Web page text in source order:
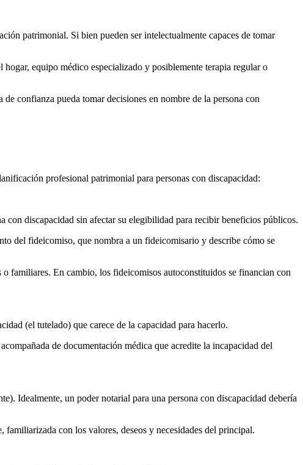
patrimonial. Si bien pueden ser intelectualmente capaces de tomar
hogar, equipo médico especializado y posiblemente terapia regular o
confianza pueda tomar decisiones en nombre de la persona con
profesional patrimonial para personas con discapacidad:
con discapacidad sin afectar su elegibilidad para recibir beneficios públicos.
del fideicomiso, que nombra a un fideicomisario y describe cómo se
familiares. En cambio, los fideicomisos autoconstituidos se financian con
(el tutelado) que carece de la capacidad para hacerlo.
de documentación médica que acredite la incapacidad del
Idealmente, un poder notarial para una persona con discapacidad debería
familiarizada con los valores, deseos y necesidades del principal.